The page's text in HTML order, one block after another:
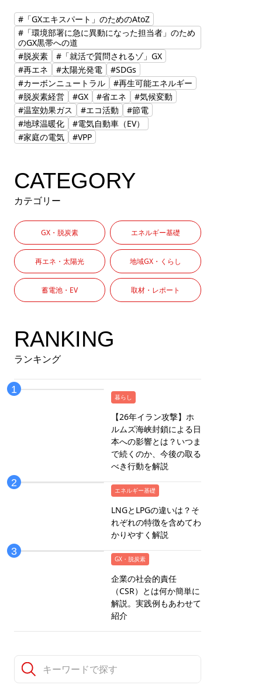
#「GXエキスパート」のためのAtoZ
#「環境部署に急に異動になった担当者」のため
のGX黒帯への道
#脱炭素
#「就活で質問されるゾ」GX
#再エネ
#太陽光発電
#SDGs
#カーボンニュートラル
#再生可能エネルギー
#脱炭素経営
#GX #省エネ
#気候変動
#温室効果ガス
#エコ活動
#節電
#地球温暖化
#電気自動車（EV）
#家庭の電気
#VPP
CATEGORY
カテゴリー
GX・脱炭素 エネルギー基礎
再エネ・太陽光 地域GX・くらし
蓄電池・EV 取材・レポート
RANKING
ランキング
暮らし
【26年イラン攻撃】ホ
ルムズ海峡封鎖による日
本への影響とは？いつま
で続くのか、今後の取る
べき行動を解説
エネルギー基礎
LNGとLPGの違いは？そ
れぞれの特徴を含めてわ
かりやすく解説
GX・脱炭素
企業の社会的責任
（CSR）とは何か簡単に
解説。実践例もあわせて
紹介